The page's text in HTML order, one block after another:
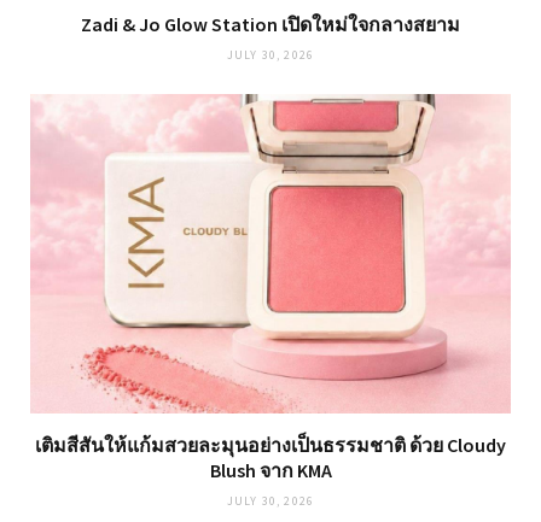
Zadi & Jo Glow Station เปิดใหม่ใจกลางสยาม
JULY 30, 2026
เติมสีสันให้แก้มสวยละมุนอย่างเป็นธรรมชาติ ด้วย Cloudy
Blush จาก KMA
JULY 30, 2026